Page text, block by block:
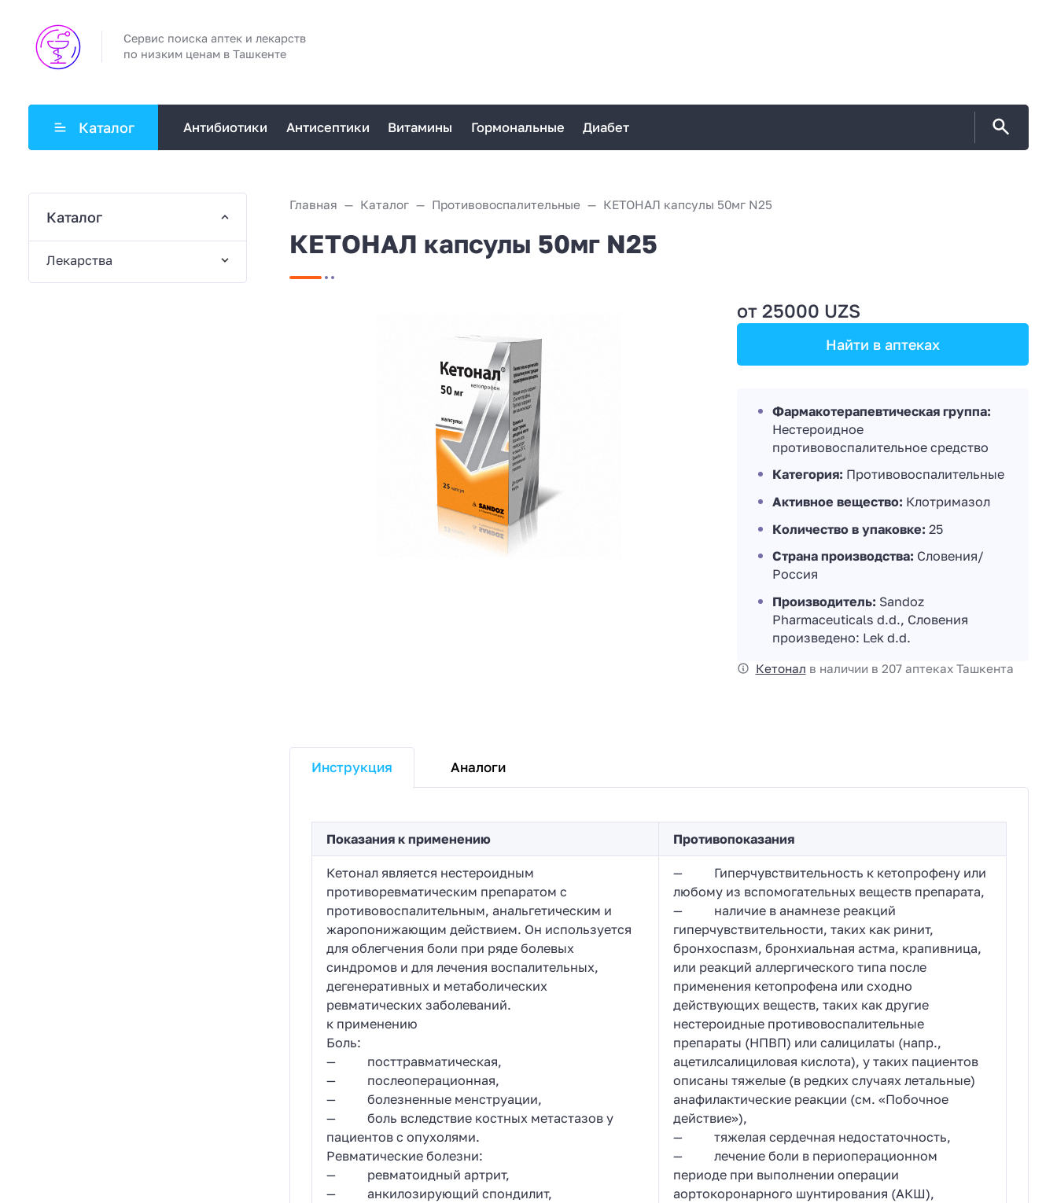
Сервис поиска аптек и лекарств
по низким ценам в Ташкенте
Каталог Антибиотики Антисептики Витамины Гормональные Диабет
Главная Каталог Противовоспалительные КЕТОНАЛ капсулы 50мг N25
КЕТОНАЛ капсулы 50мг N25
от 25000 UZS
Найти в аптеках
Фармакотерапевтическая группа:
Нестероидное
противовоспалительное средство
Категория: Противовоспалительные
Активное вещество: Клотримазол
Количество в упаковке: 25
Страна производства: Словения/
Россия
Производитель: Sandoz
Pharmaceuticals d.d., Словения
произведено: Lek d.d.
Кетонал в наличии в 207 аптеках Ташкента
Инструкция Аналоги
Показания к применению Противопоказания
Кетонал является нестероидным
противоревматическим препаратом с
противовоспалительным, анальгетическим и
жаропонижающим действием. Он используется
для облегчения боли при ряде болевых
синдромов и для лечения воспалительных,
дегенеративных и метаболических
ревматических заболеваний.
к применению
Боль:
— посттравматическая,
— послеоперационная,
— болезненные менструации,
— боль вследствие костных метастазов у
пациентов с опухолями.
Ревматические болезни:
— ревматоидный артрит,
— анкилозирующий спондилит,
— Гиперчувствительность к кетопрофену или
любому из вспомогательных веществ препарата,
— наличие в анамнезе реакций
гиперчувствительности, таких как ринит,
бронхоспазм, бронхиальная астма, крапивница,
или реакций аллергического типа после
применения кетопрофена или сходно
действующих веществ, таких как другие
нестероидные противовоспалительные
препараты (НПВП) или салицилаты (напр.,
ацетилсалициловая кислота), у таких пациентов
описаны тяжелые (в редких случаях летальные)
анафилактические реакции (см. «Побочное
действие»),
— тяжелая сердечная недостаточность,
— лечение боли в периоперационном
периоде при выполнении операции
аортокоронарного шунтирования (АКШ),
Каталог
Лекарства